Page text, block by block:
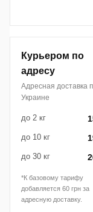
Курьером по
адресу
Адресная доставка
Украине
до 2 кг
до 10 кг
до 30 кг
*К базовому тарифу
добавляется 60 грн за
адресную доставку.